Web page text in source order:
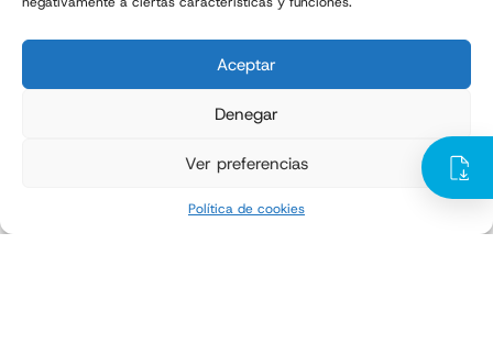
Aceptar
Denegar
Ver preferencias
Política de cookies
ILERPAL P